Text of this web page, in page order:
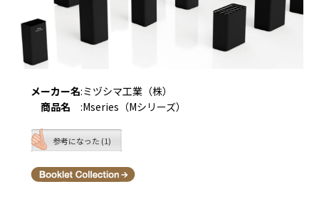
メーカー名:ミヅシマ工業（株）
商品名
:Mseries（Mシリーズ）
参考になった (1)